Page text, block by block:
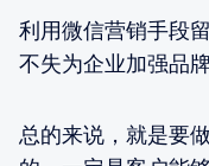
利用微信营销手段
不失为企业加强品
总的来说，就是要